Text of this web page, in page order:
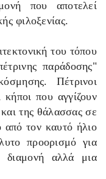
που αποτελεί
φιλοξενίας.
του τόπου
παράδοσης"
Πέτρινοι
κήποι που αγγίζουν
της θάλασσας σε
από τον καυτό ήλιο
προορισμό για
διαμονή αλλά μια